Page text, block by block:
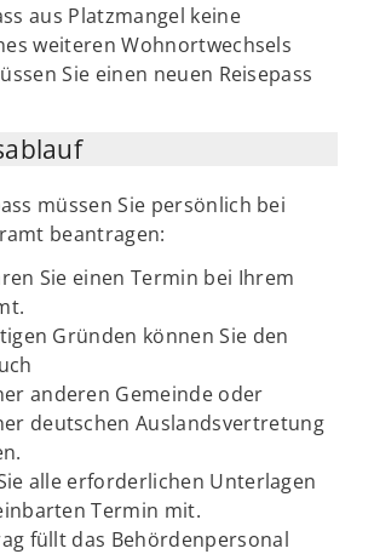
aus Platzmangel keine
weiteren Wohnortwechsels
Sie einen neuen Reisepass
müssen Sie persönlich bei
beantragen:
Sie einen Termin bei Ihrem
Gründen können Sie den
anderen Gemeinde oder
deutschen Auslandsvertretung
alle erforderlichen Unterlagen
Termin mit.
füllt das Behördenpersonal